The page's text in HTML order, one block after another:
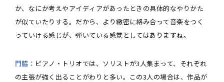
か、なにか考えやアイディアがあったときの具体的なやりかた
が似ていたりする。だから、より緻密に絡み合って音楽をつく
っていける感じが、弾いている感覚としてはありますね。
門脇： ピアノ・トリオでは、ソリストが3人集まって、それぞれ
の主張が強く出ることがわりと多い。この3人の場合は、作品が